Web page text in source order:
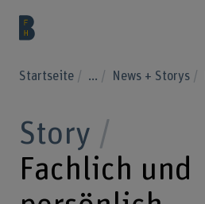
Startseite ... News + Storys
Story
Fachlich und